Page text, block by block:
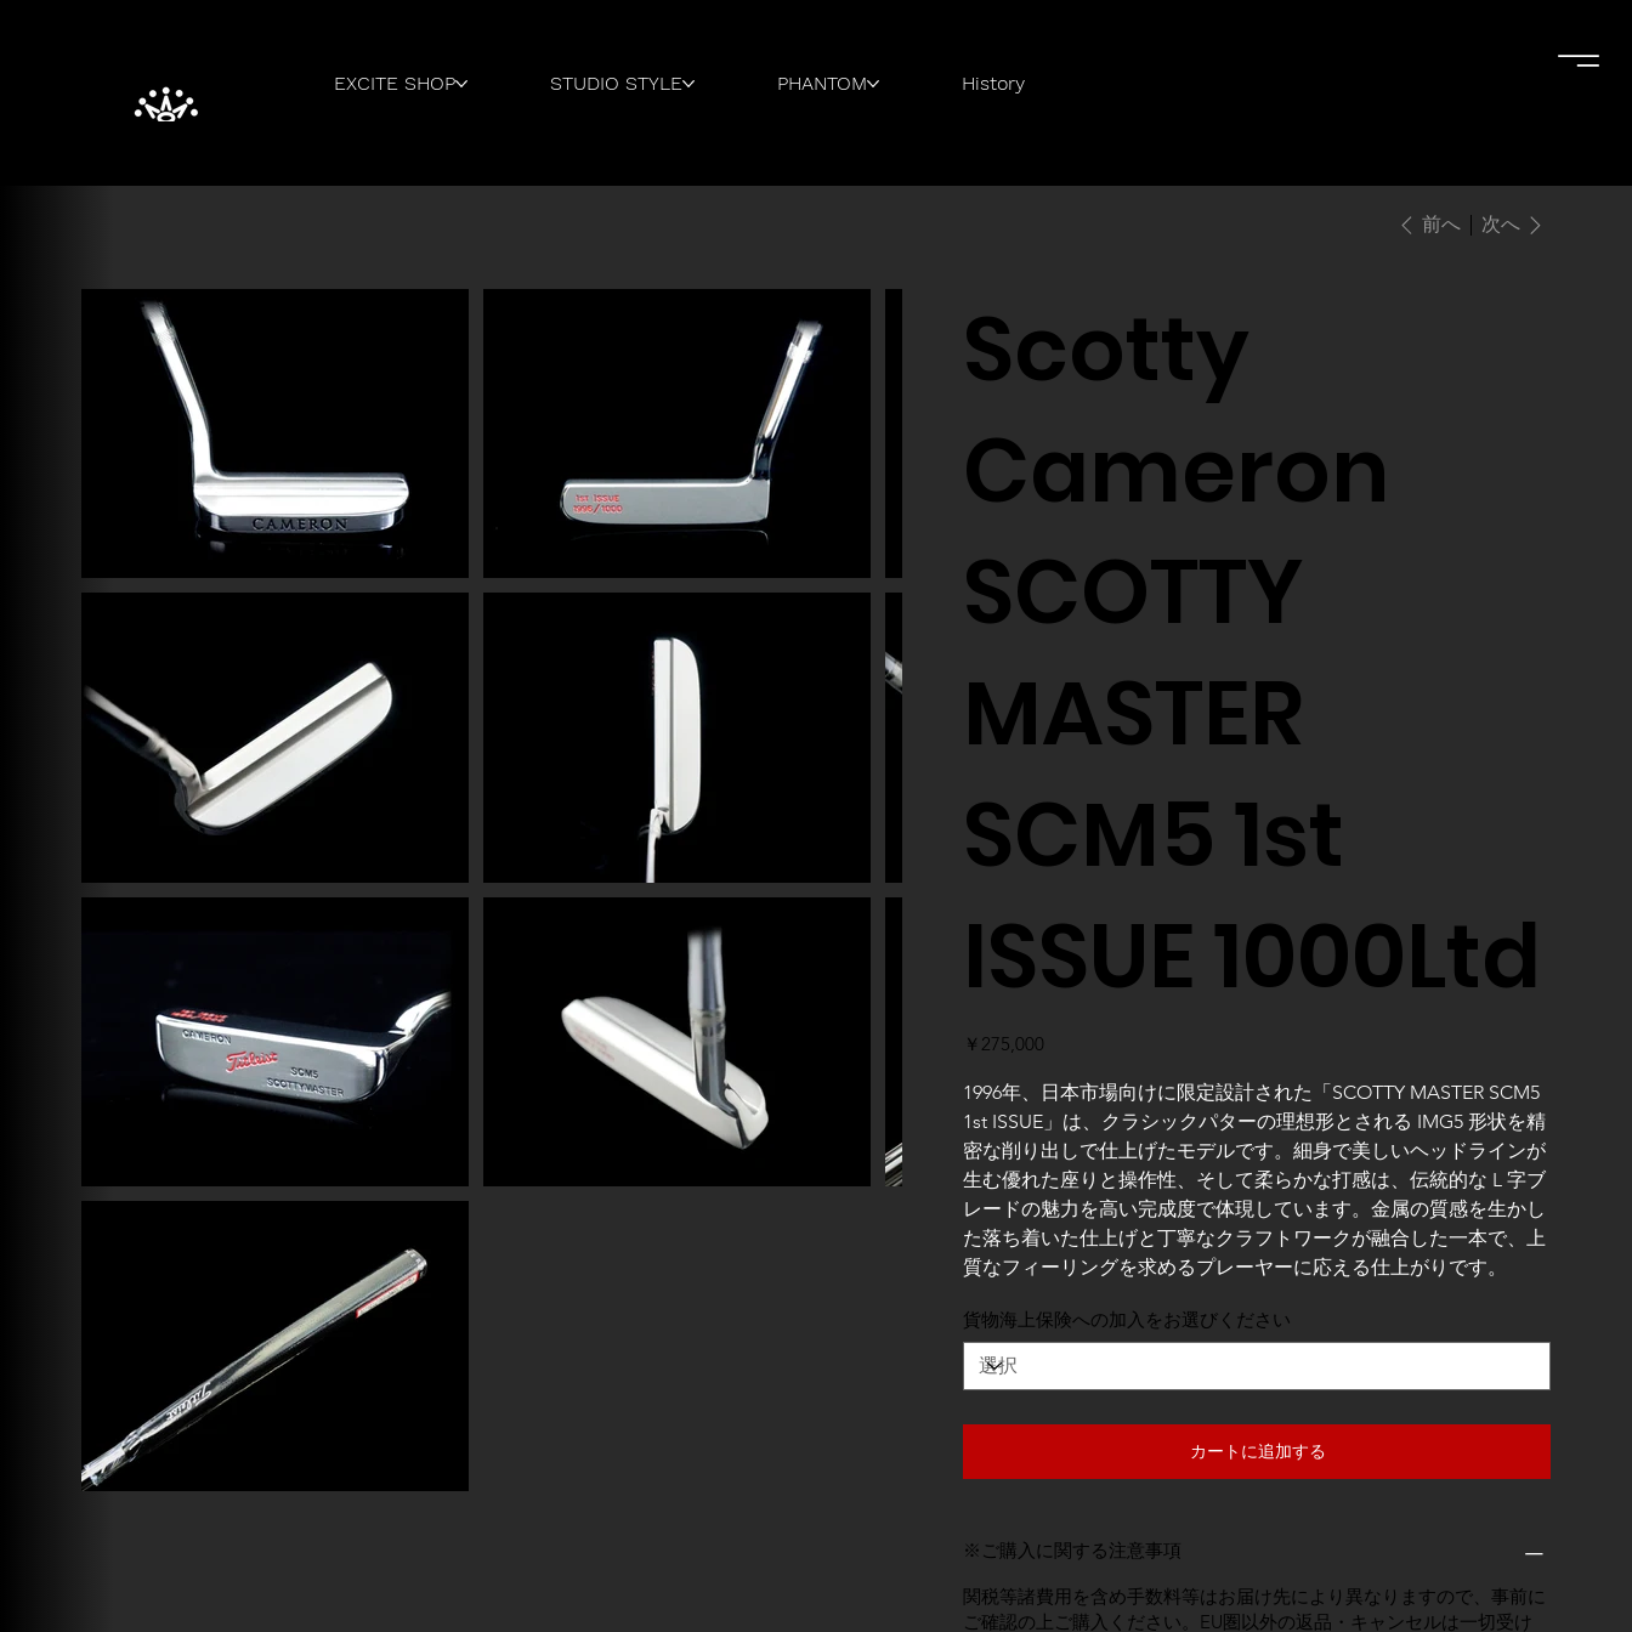
EXCITE SHOP STUDIO STYLE PHANTOM History
前へ 次へ
Scotty
Cameron
SCOTTY
MASTER
SCM5 1st
ISSUE 1000Ltd
価￥275,000
1996年、日本市場向けに限定設計された「SCOTTY MASTER SCM5
1st ISSUE」は、クラシックパターの理想形とされる IMG5 形状を精
密な削り出しで仕上げたモデルです。細身で美しいヘッドラインが
生む優れた座りと操作性、そして柔らかな打感は、伝統的な L 字ブ
レードの魅力を高い完成度で体現しています。金属の質感を生かし
た落ち着いた仕上げと丁寧なクラフトワークが融合した一本で、上
質なフィーリングを求めるプレーヤーに応える仕上がりです。
貨物海上保険への加入をお選びください
カートに追加する
※ご購入に関する注意事項
関税等諸費用を含め手数料等はお届け先により異なりますので、事前に
ご確認の上ご購入ください。EU圏以外の返品・キャンセルは一切受け